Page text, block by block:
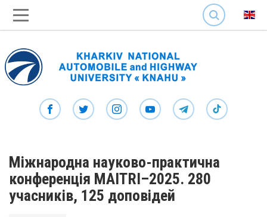
SEARCH
Міжнародна науково-практична
конференція MAITRI–2025. 280
учасників, 125 доповідей